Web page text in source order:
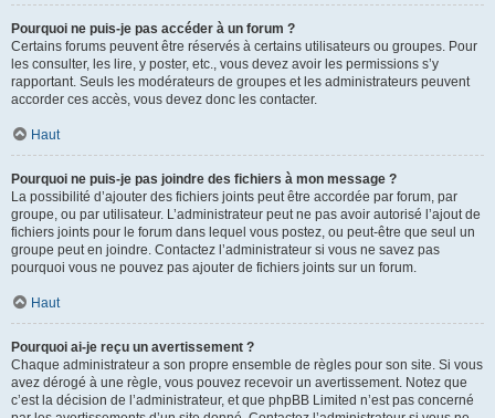
Pourquoi ne puis-je pas accéder à un forum ?
Certains forums peuvent être réservés à certains utilisateurs ou groupes. Pour
les consulter, les lire, y poster, etc., vous devez avoir les permissions s’y
rapportant. Seuls les modérateurs de groupes et les administrateurs peuvent
accorder ces accès, vous devez donc les contacter.
Haut
Pourquoi ne puis-je pas joindre des fichiers à mon message ?
La possibilité d’ajouter des fichiers joints peut être accordée par forum, par
groupe, ou par utilisateur. L’administrateur peut ne pas avoir autorisé l’ajout de
fichiers joints pour le forum dans lequel vous postez, ou peut-être que seul un
groupe peut en joindre. Contactez l’administrateur si vous ne savez pas
pourquoi vous ne pouvez pas ajouter de fichiers joints sur un forum.
Haut
Pourquoi ai-je reçu un avertissement ?
Chaque administrateur a son propre ensemble de règles pour son site. Si vous
avez dérogé à une règle, vous pouvez recevoir un avertissement. Notez que
c’est la décision de l’administrateur, et que phpBB Limited n’est pas concerné